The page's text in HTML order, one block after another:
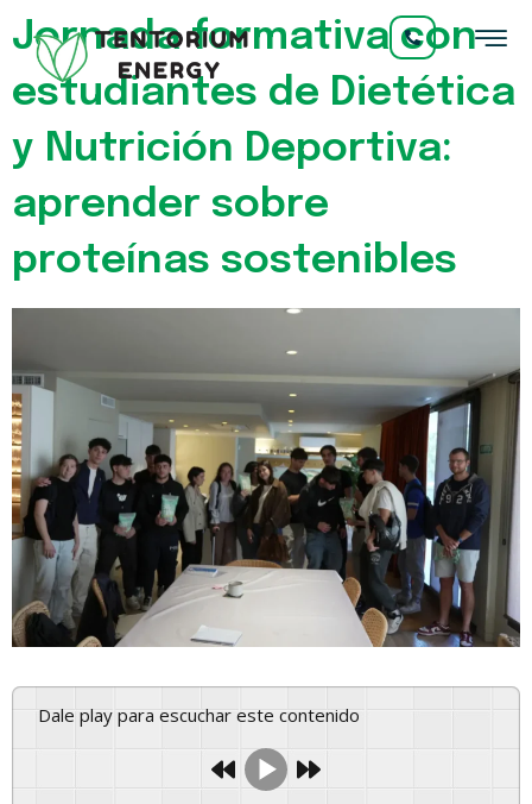
Jornada formativa con
estudiantes de Dietética
y Nutrición Deportiva:
aprender sobre
proteínas sostenibles
Dale play para escuchar este contenido